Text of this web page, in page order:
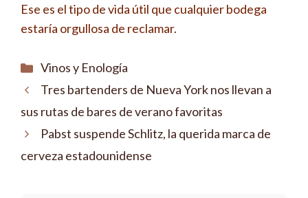
Ese es el tipo de vida útil que cualquier bodega
estaría orgullosa de reclamar.
Categorías
Vinos y Enología
Tres bartenders de Nueva York nos llevan a
sus rutas de bares de verano favoritas
Pabst suspende Schlitz, la querida marca de
cerveza estadounidense